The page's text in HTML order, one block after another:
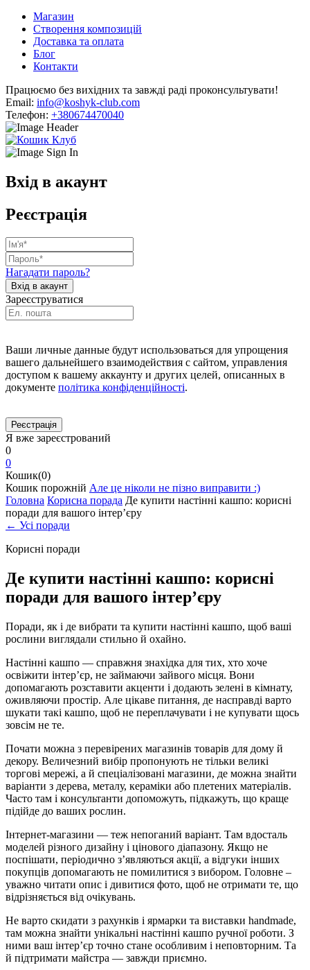
Магазин
Створення композицій
Доставка та оплата
Блог
Контакти
Працюємо без вихідних та завжді раді проконсультувати!
Email: info@koshyk-club.com
Телефон: +380674470040
Вхід в акаунт
Реєстрація
Нагадати пароль?
Зареєструватися
Ваши личные данные будут использоваться для упрощения
вашего дальнейшего взаимодействия с сайтом, управления
доступом к вашему аккаунту и других целей, описанных в
документе політика конфіденційності.
Я вже зареєстрований
0
0
Кошик(0)
Кошик порожній Але це ніколи не пізно виправити :)
Головна Корисна порада Де купити настінні кашпо: корисні
поради для вашого інтер’єру
← Усі поради
Корисні поради
Де купити настінні кашпо: корисні
поради для вашого інтер’єру
Поради, як і де вибрати та купити настінні кашпо, щоб ваші
рослини виглядали стильно й охайно.
Настінні кашпо — справжня знахідка для тих, хто хоче
освіжити інтер’єр, не займаючи зайвого місця. Вони
допомагають розставити акценти і додають зелені в кімнату,
оживляючи простір. Але цікаве питання, де насправді варто
шукати такі кашпо, щоб не переплачувати і не купувати щось
зовсім не те.
Почати можна з перевірених магазинів товарів для дому й
декору. Величезний вибір пропонують не тільки великі
торгові мережі, а й спеціалізовані магазини, де можна знайти
варіанти з дерева, металу, кераміки або плетених матеріалів.
Часто там і консультанти допоможуть, підкажуть, що краще
підійде до ваших рослин.
Інтернет-магазини — теж непоганий варіант. Там вдосталь
моделей різного дизайну і цінового діапазону. Якщо не
поспішати, періодично з’являються акції, а відгуки інших
покупців допомагають не помилитися з вибором. Головне –
уважно читати опис і дивитися фото, щоб не отримати те, що
відрізняється від очікувань.
Не варто скидати з рахунків і ярмарки та виставки handmade,
там можна знайти унікальні настінні кашпо ручної роботи. З
ними ваш інтер’єр точно стане особливим і неповторним. Та
й підтримати майстра — завжди приємно.